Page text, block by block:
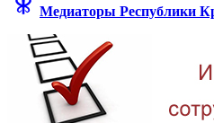
Медиаторы Республики